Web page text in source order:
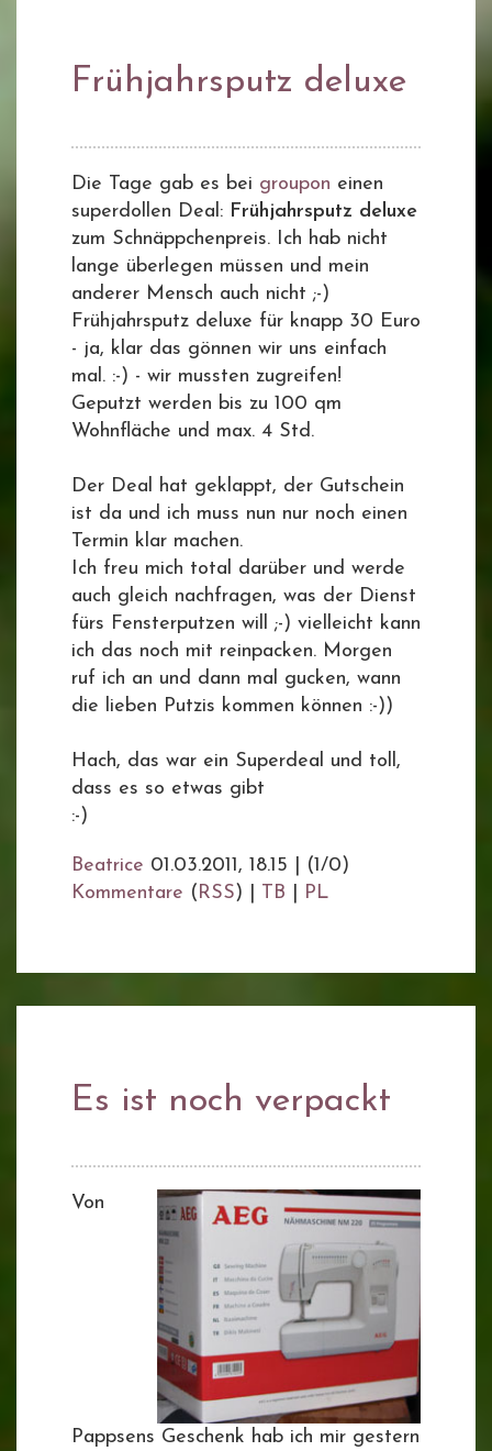
Frühjahrsputz deluxe
Die Tage gab es bei groupon einen
superdollen Deal: Frühjahrsputz deluxe
zum Schnäppchenpreis. Ich hab nicht
lange überlegen müssen und mein
anderer Mensch auch nicht ;-)
Frühjahrsputz deluxe für knapp 30 Euro
- ja, klar das gönnen wir uns einfach
mal. :-) - wir mussten zugreifen!
Geputzt werden bis zu 100 qm
Wohnfläche und max. 4 Std.
Der Deal hat geklappt, der Gutschein
ist da und ich muss nun nur noch einen
Termin klar machen.
Ich freu mich total darüber und werde
auch gleich nachfragen, was der Dienst
fürs Fensterputzen will ;-) vielleicht kann
ich das noch mit reinpacken. Morgen
ruf ich an und dann mal gucken, wann
die lieben Putzis kommen können :-))
Hach, das war ein Superdeal und toll,
dass es so etwas gibt
:-)
Beatrice 01.03.2011, 18.15
(1/0)
Kommentare (RSS) | TB PL
Es ist noch verpackt
Von
Pappsens Geschenk hab ich mir gestern